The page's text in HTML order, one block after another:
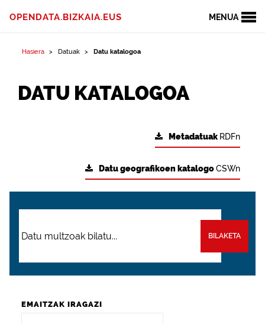
MENUA
OPENDATA.BIZKAIA.EUS
Hasiera Datuak Datu katalogoa
DATU KATALOGOA
Metadatuak RDFn
Datu geografikoen katalogoCSWn
BILAKETA
EMAITZAK IRAGAZI